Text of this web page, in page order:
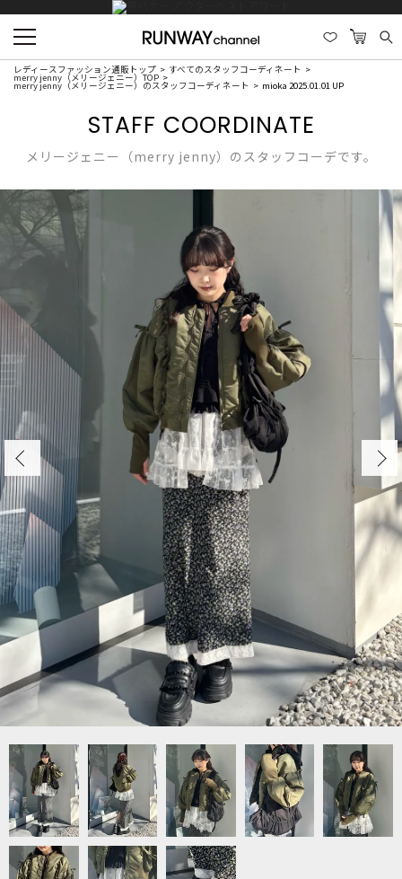
レディースファッション通販トップ すべてのスタッフコーディネート
merry jenny（メリージェニー）TOP
merry jenny（メリージェニー）のスタッフコーディネート mioka 2025.01.01 UP
STAFF COORDINATE
メリージェニー（merry jenny）のスタッフコーデです。